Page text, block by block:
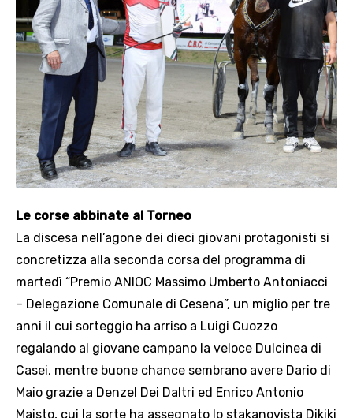
Le corse abbinate al Torneo
La discesa nell’agone dei dieci giovani protagonisti si
concretizza alla seconda corsa del programma di
martedì “Premio ANIOC Massimo Umberto Antoniacci
– Delegazione Comunale di Cesena”, un miglio per tre
anni il cui sorteggio ha arriso a Luigi Cuozzo
regalando al giovane campano la veloce Dulcinea di
Casei, mentre buone chance sembrano avere Dario di
Maio grazie a Denzel Dei Daltri ed Enrico Antonio
Maisto, cui la sorte ha assegnato lo stakanovista Dikiki